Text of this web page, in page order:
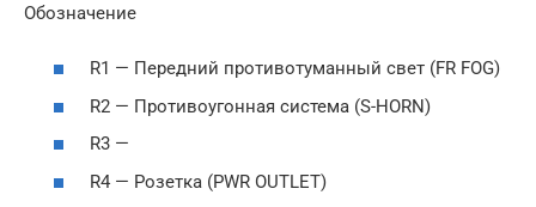
Обозначение
R1 — Передний противотуманный свет (FR FOG)
R2 — Противоугонная система (S-HORN)
R3 —
R4 — Розетка (PWR OUTLET)